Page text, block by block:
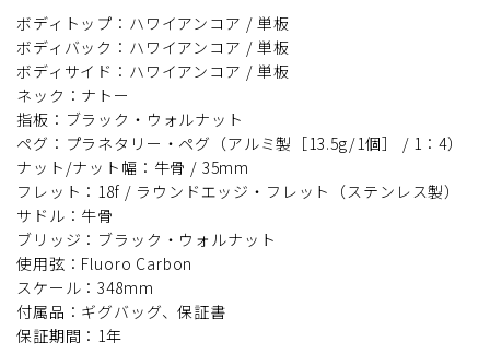
ボディトップ：ハワイアンコア / 単板
ボディバック：ハワイアンコア / 単板
ボディサイド：ハワイアンコア / 単板
ネック：ナトー
指板：ブラック・ウォルナット
ペグ：プラネタリー・ペグ（アルミ製［13.5g/1個］ / 1：4）
ナット/ナット幅：牛骨 / 35mm
フレット：18f / ラウンドエッジ・フレット（ステンレス製）
サドル：牛骨
ブリッジ：ブラック・ウォルナット
使用弦：Fluoro Carbon
スケール：348mm
付属品：ギグバッグ、保証書
保証期間：1年